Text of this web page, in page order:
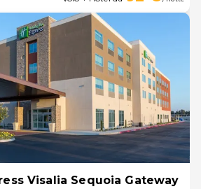
Visalia Sequoia Gateway